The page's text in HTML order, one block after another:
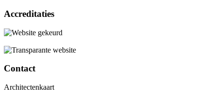
Accreditaties
Contact
Architectenkaart